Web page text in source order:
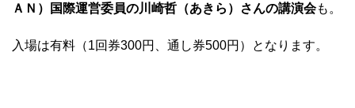
ＡＮ）国際運営委員の川崎哲（あきら）さんの講演会も。
入場は有料（1回券300円、通し券500円）となります。